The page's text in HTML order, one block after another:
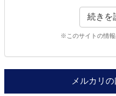
続きを
※このサイトの情
メルカリ